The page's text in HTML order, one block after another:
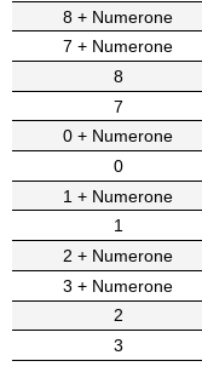
8 + Numerone
7 + Numerone
8
7
0 + Numerone
0
1 + Numerone
1
2 + Numerone
3 + Numerone
2
3